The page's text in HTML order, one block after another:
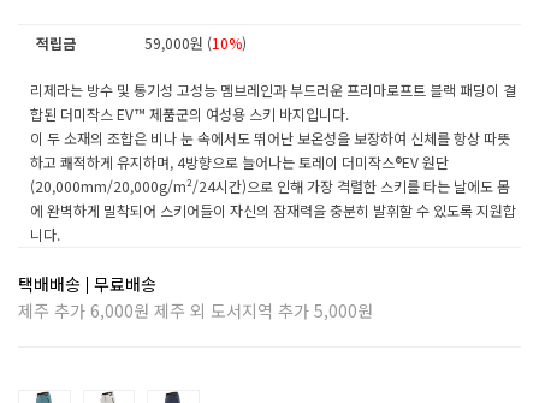
적립금 59,000원 (10%)
리제라는 방수 및 통기성 고성능 멤브레인과 부드러운 프리마로프트 블랙 패딩이 결
합된 더미작스 EV™ 제품군의 여성용 스키 바지입니다.
이 두 소재의 조합은 비나 눈 속에서도 뛰어난 보온성을 보장하여 신체를 항상 따뜻
하고 쾌적하게 유지하며, 4방향으로 늘어나는 토레이 더미작스®EV 원단
(20,000mm/20,000g/m²/24시간)으로 인해 가장 격렬한 스키를 타는 날에도 몸
에 완벽하게 밀착되어 스키어들이 자신의 잠재력을 충분히 발휘할 수 있도록 지원합
니다.
택배배송 무료배송
제주 추가 6,000원 제주 외 도서지역 추가 5,000원